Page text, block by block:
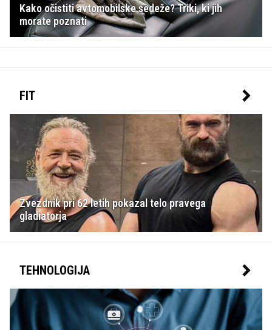
Kako očistiti avtomobilske sedeže? Triki, ki jih
morate poznati
FIT
Zvezdnik pri 62 letih pokazal telo pravega
gladiatorja
TEHNOLOGIJA